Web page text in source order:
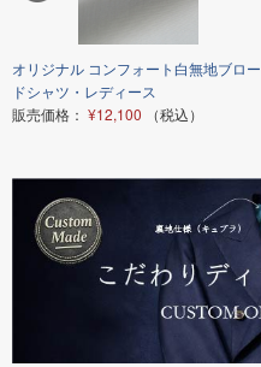
オリジナル コンフォート白無地ブロー
ドシャツ・レディース
販売価格： ¥12,100 （税込）